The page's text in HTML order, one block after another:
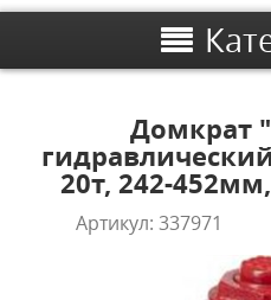
Домкрат
20т, 242-
Артикул:337971